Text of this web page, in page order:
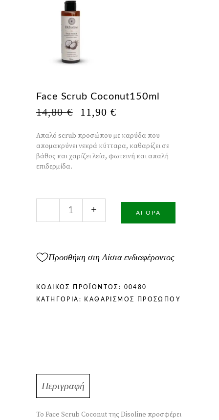
Face Scrub Coconut150ml
14,80€
Η
ΤΙΜΉ
ΕΊΝΑΙ:
14,80 €.
11,90€
ΤΙΜΉ
ΕΊΝΑΙ:
11,90 €.
Απαλό scrub προσώπου με καρύδα που
απομακρύνει νεκρά κύτταρα, καθαρίζει σε
βάθος και χαρίζει λεία, φωτεινή και απαλή
επιδερμίδα.
Scrub
Coconut150ml
- + ΑΓΟΡΆ
Προσθήκη στη Λίστα ενδιαφέροντος
ΚΩΔΙΚΌΣ ΠΡΟΪΌΝΤΟΣ: 00480
ΚΑΤΗΓΟΡΊΑ: ΚΑΘΑΡΙΣΜΌΣ ΠΡΟΣΏΠΟΥ
Περιγραφή
Το Face Scrub Coconut της Disoline προσφέρει